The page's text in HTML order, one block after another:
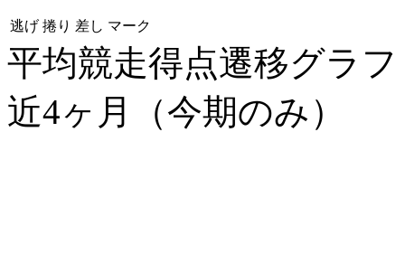
逃げ 捲り 差し マーク
平均競走得点遷移グラ
近4ヶ月（今期のみ）